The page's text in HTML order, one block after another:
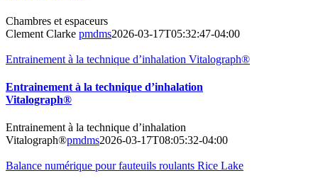
Chambres et espaceurs
Clement Clarke pmdms2026-03-17T05:32:47-04:00
Entrainement à la technique d’inhalation Vitalograph®
Entrainement à la technique d’inhalation
Vitalograph®
Entrainement à la technique d’inhalation
Vitalograph®pmdms2026-03-17T08:05:32-04:00
Balance numérique pour fauteuils roulants Rice Lake